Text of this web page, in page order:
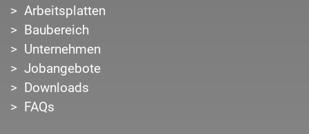
Arbeitsplatten
Baubereich
Unternehmen
Jobangebote
Downloads
FAQs